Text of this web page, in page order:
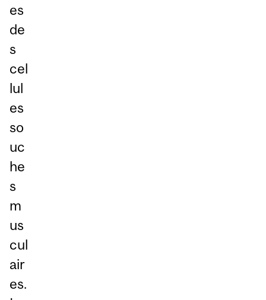
es
de
s
cel
lul
es
so
uc
he
s
m
us
cul
air
es.